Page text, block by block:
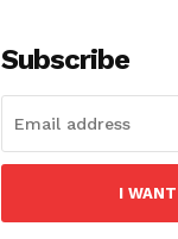
Subscribe
I